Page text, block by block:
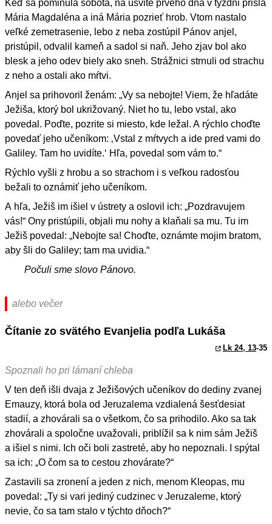
Keď sa pominula sobota, na úsvite prvého dňa v týždni prišla
Mária Magdaléna a iná Mária pozrieť hrob. Vtom nastalo
veľké zemetrasenie, lebo z neba zostúpil Pánov anjel,
pristúpil, odvalil kameň a sadol si naň. Jeho zjav bol ako
blesk a jeho odev biely ako sneh. Strážnici strnuli od strachu
z neho a ostali ako mŕtvi.
Anjel sa prihovoril ženám: „Vy sa nebojte! Viem, že hľadáte
Ježiša, ktorý bol ukrižovaný. Niet ho tu, lebo vstal, ako
povedal. Poďte, pozrite si miesto, kde ležal. A rýchlo choďte
povedať jeho učeníkom: ‚Vstal z mŕtvych a ide pred vami do
Galiley. Tam ho uvidíte.‘ Hľa, povedal som vám to.“
Rýchlo vyšli z hrobu a so strachom i s veľkou radosťou
bežali to oznámiť jeho učeníkom.
A hľa, Ježiš im išiel v ústrety a oslovil ich: „Pozdravujem
vás!“ Ony pristúpili, objali mu nohy a klaňali sa mu. Tu im
Ježiš povedal: „Nebojte sa! Choďte, oznámte mojim bratom,
aby šli do Galiley; tam ma uvidia.“
Počuli sme slovo Pánovo.
alebo večer
Čítanie zo svätého Evanjelia podľa Lukáša
Lk 24, 13-35
Spoznali ho pri lámaní chleba
V ten deň išli dvaja z Ježišových učeníkov do dediny zvanej
Emauzy, ktorá bola od Jeruzalema vzdialená šesťdesiat
stadií, a zhovárali sa o všetkom, čo sa prihodilo. Ako sa tak
zhovárali a spoločne uvažovali, priblížil sa k nim sám Ježiš
a išiel s nimi. Ich oči boli zastreté, aby ho nepoznali. I spýtal
sa ich: „O čom sa to cestou zhovárate?“
Zastavili sa zronení a jeden z nich, menom Kleopas, mu
povedal: „Ty si vari jediný cudzinec v Jeruzaleme, ktorý
nevie, čo sa tam stalo v týchto dňoch?“